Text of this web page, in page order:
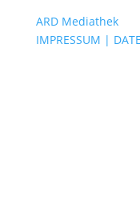
ARD Mediathek
IMPRESSUM |